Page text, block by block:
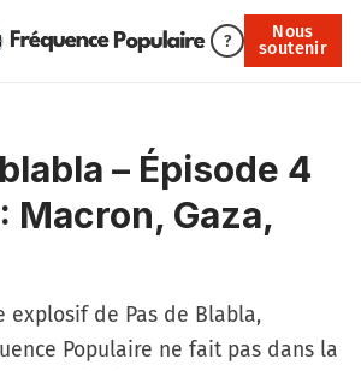
?
Nous
soutenir
Nous soutenir
– Épisode 4
Macron, Gaza,
explosif de Pas de Blabla,
Populaire ne fait pas dans la